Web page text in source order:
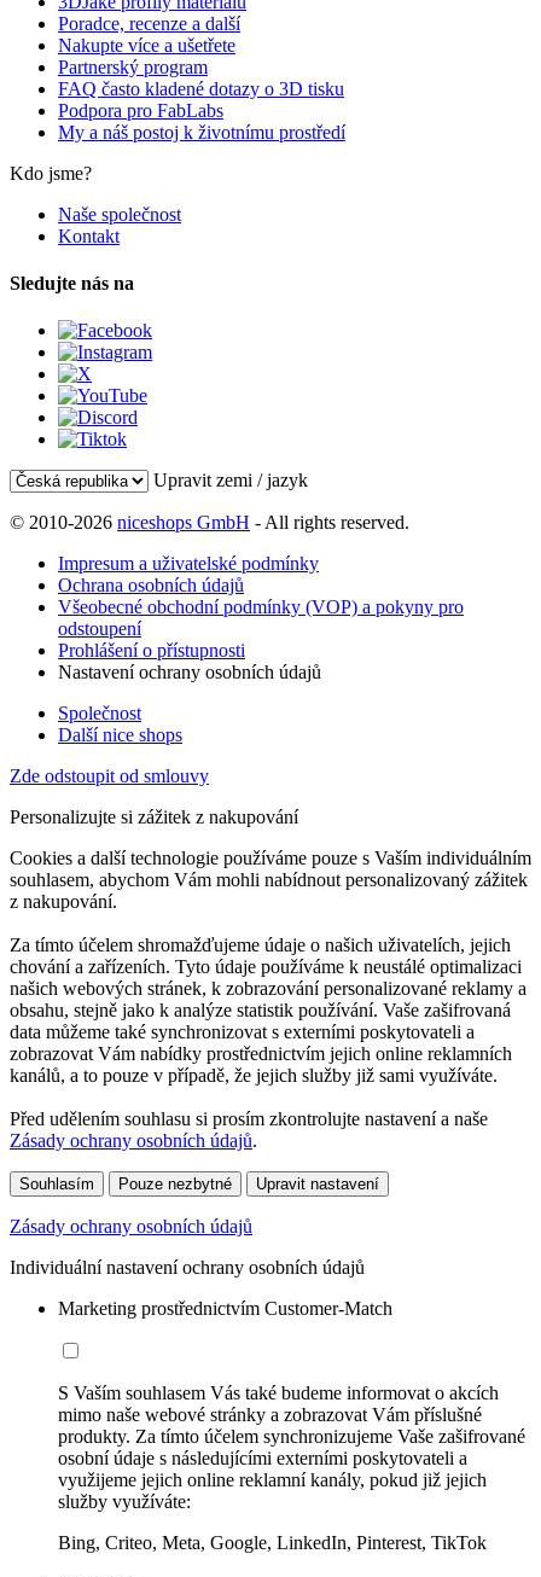
Poradce, recenze a další
Nakupte více a ušetřete
Partnerský program
FAQ často kladené dotazy o 3D tisku
Podpora pro FabLabs
My a náš postoj k životnímu prostředí
Kdo jsme?
Naše společnost
Kontakt
Sledujte nás na
Upravit zemi / jazyk
© 2010-2026 niceshops GmbH - All rights reserved.
Impresum a uživatelské podmínky
Ochrana osobních údajů
Všeobecné obchodní podmínky (VOP) a pokyny pro
odstoupení
Prohlášení o přístupnosti
Nastavení ochrany osobních údajů
Společnost
Další nice shops
Zde odstoupit od smlouvy
Personalizujte si zážitek z nakupování
Cookies a další technologie používáme pouze s Vaším individuálním
souhlasem, abychom Vám mohli nabídnout personalizovaný zážitek
z nakupování.
Za tímto účelem shromažďujeme údaje o našich uživatelích, jejich
chování a zařízeních. Tyto údaje používáme k neustálé optimalizaci
našich webových stránek, k zobrazování personalizované reklamy a
obsahu, stejně jako k analýze statistik používání. Vaše zašifrovaná
data můžeme také synchronizovat s externími poskytovateli a
zobrazovat Vám nabídky prostřednictvím jejich online reklamních
kanálů, a to pouze v případě, že jejich služby již sami využíváte.
Před udělením souhlasu si prosím zkontrolujte nastavení a naše
Zásady ochrany osobních údajů.
Souhlasím Pouze nezbytné Upravit nastavení
Zásady ochrany osobních údajů
Individuální nastavení ochrany osobních údajů
Marketing prostřednictvím Customer-Match
S Vaším souhlasem Vás také budeme informovat o akcích
mimo naše webové stránky a zobrazovat Vám příslušné
produkty. Za tímto účelem synchronizujeme Vaše zašifrované
osobní údaje s následujícími externími poskytovateli a
využijeme jejich online reklamní kanály, pokud již jejich
služby využíváte:
Bing, Criteo, Meta, Google, LinkedIn, Pinterest, TikTok